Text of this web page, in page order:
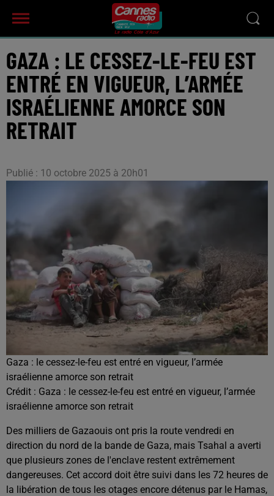
GAZA : LE CESSEZ-LE-FEU EST
ENTRÉ EN VIGUEUR, L’ARMÉE
ISRAÉLIENNE AMORCE SON
RETRAIT
Publié : 10 octobre 2025 à 20h01
Gaza : le cessez-le-feu est entré en vigueur, l’armée
israélienne amorce son retrait
Crédit : Gaza : le cessez-le-feu est entré en vigueur, l’armée
israélienne amorce son retrait
Des milliers de Gazaouis ont pris la route vendredi en
direction du nord de la bande de Gaza, mais Tsahal a averti
que plusieurs zones de l'enclave restent extrêmement
dangereuses. Cet accord doit être suivi dans les 72 heures de
la libération de tous les otages encore détenus par le Hamas,